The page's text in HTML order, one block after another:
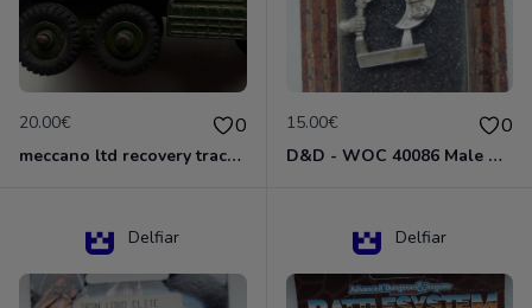
20.00€ 0
meccano ltd recovery tractor N°661
15.00€ 0
D&D - WOC 40086 Male Dwarven Cleric Miniature - Donjons Dragons
Delfiar Delfiar